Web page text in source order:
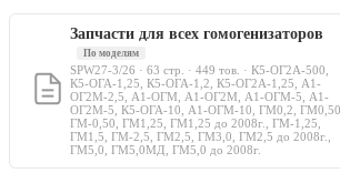
Запчасти для всех гомогенизаторов
По моделям
SPW27-3/26 · 63 стр. · 449 тов. · К5-ОГ2А-500,
К5-ОГА-1,25, К5-ОГА-1,2, К5-ОГ2А-1,25, А1-
ОГ2М-2,5, А1-ОГМ, А1-ОГ2М, А1-ОГМ-5, А1-
ОГ2М-5, К5-ОГА-10, А1-ОГМ-10, ГМ0,2, ГМ0,50,
ГМ-0,50, ГМ1,25, ГМ1,25 до 2008г., ГМ-1,25,
ГМ1,5, ГМ-2,5, ГМ2,5, ГМ3,0, ГМ2,5 до 2008г.,
ГМ5,0, ГМ5,0МД, ГМ5,0 до 2008г.